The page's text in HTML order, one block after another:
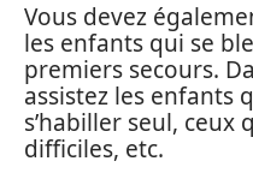
Vous devez
les enfants qui se
premiers secours.
assistez les enfants
s’habiller seul,
difficiles, etc.